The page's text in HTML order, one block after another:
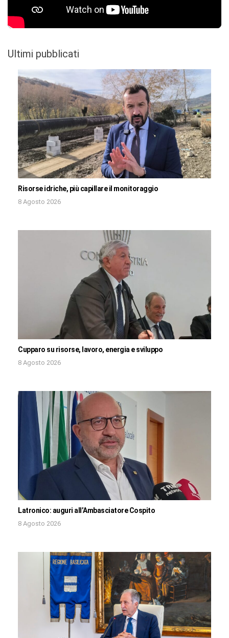
Ultimi pubblicati
Risorse idriche, più capillare il monitoraggio
8 Agosto 2026
Cupparo su risorse, lavoro, energia e sviluppo
8 Agosto 2026
Latronico: auguri all’Ambasciatore Cospito
8 Agosto 2026